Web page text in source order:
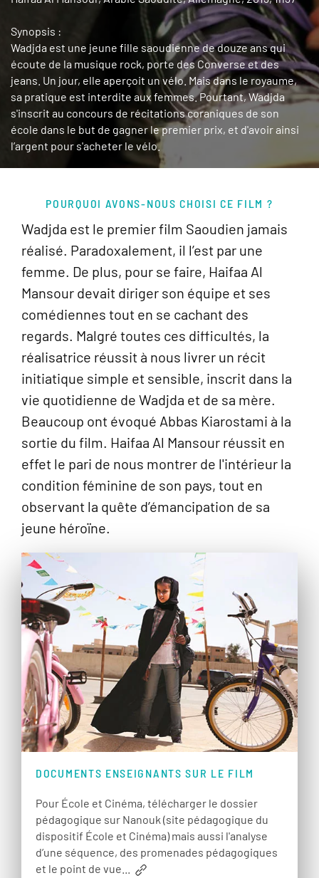
Synopsis :
Wadjda est une jeune fille saoudienne de douze ans qui
écoute de la musique rock, porte des Converse et des
jeans. Un jour, elle aperçoit un vélo. Mais dans le royaume,
sa pratique est interdite aux femmes. Pourtant, Wadjda
s'inscrit au concours de récitations coraniques de son
école dans le but de gagner le premier prix, et d'avoir ainsi
l’argent pour s'acheter le vélo.
POURQUOI AVONS-NOUS CHOISI CE FILM ?
Wadjda est le premier film Saoudien jamais
réalisé. Paradoxalement, il l’est par une
femme. De plus, pour se faire, Haifaa Al
Mansour devait diriger son équipe et ses
comédiennes tout en se cachant des
regards. Malgré toutes ces difficultés, la
réalisatrice réussit à nous livrer un récit
initiatique simple et sensible, inscrit dans la
vie quotidienne de Wadjda et de sa mère.
Beaucoup ont évoqué Abbas Kiarostami à la
sortie du film. Haifaa Al Mansour réussit en
effet le pari de nous montrer de l'intérieur la
condition féminine de son pays, tout en
observant la quête d’émancipation de sa
jeune héroïne.
DOCUMENTS ENSEIGNANTS SUR LE FILM
Pour École et Cinéma, télécharger le dossier
pédagogique sur Nanouk (site pédagogique du
dispositif École et Cinéma) mais aussi l'analyse
d’une séquence, des promenades pédagogiques
et le point de vue...